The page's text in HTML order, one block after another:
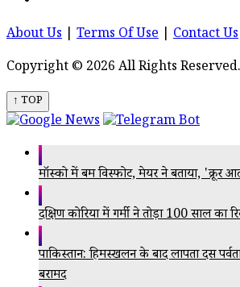
About Us Terms Of Use Contact Us
Copyright © 2026 All Rights Reserved.
↑ TOP
मॉस्को में बम विस्फोट, मेयर ने बताया, 'क्रूर
दक्षिण कोरिया में गर्मी ने तोड़ा 100 साल का
पाकिस्तान: हिमस्खलन के बाद लापता दस
बरामद